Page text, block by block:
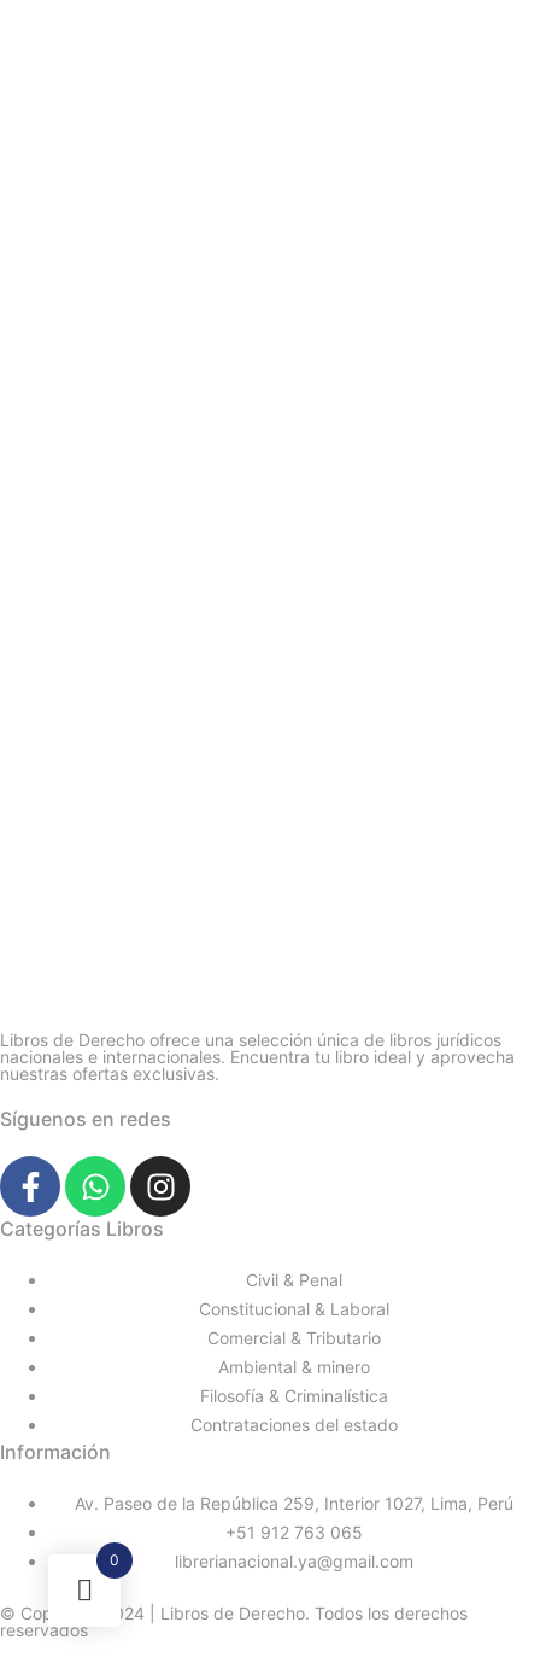
Libros de Derecho ofrece una selección única de libros jurídicos
nacionales e internacionales. Encuentra tu libro ideal y aprovecha
nuestras ofertas exclusivas.
Síguenos en redes
Categorías Libros
Civil & Penal
Constitucional & Laboral
Comercial & Tributario
Ambiental & minero
Filosofía & Criminalística
Contrataciones del estado
Información
Av. Paseo de la República 259, Interior 1027, Lima, Perú
+51 912 763 065
librerianacional.ya@gmail.com
© Copyright 2024 | Libros de Derecho. Todos los derechos
reservados
0